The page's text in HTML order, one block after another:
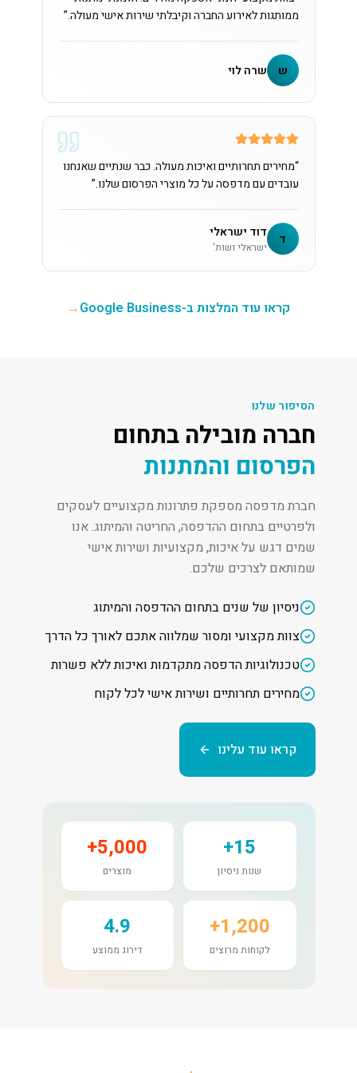
ממותגות לאירוע החברה וקיבלתי שירות אישי מעולה.”
ש שרה לוי
“מחירים תחרותיים ואיכות מעולה. כבר שנתיים שאנחנו
עובדים עם מדפסה על כל מוצרי הפרסום שלנו.”
ד דוד ישראלי
ישראלי ושות'
קראו עוד המלצות ב-Google Business →
הסיפור שלנו
חברה מובילה בתחום
הפרסום והמתנות
חברת מדפסה מספקת פתרונות מקצועיים לעסקים
ולפרטיים בתחום ההדפסה, החריטה והמיתוג. אנו
שמים דגש על איכות, מקצועיות ושירות אישי
שמותאם לצרכים שלכם.
ניסיון של שנים בתחום ההדפסה והמיתוג
צוות מקצועי ומסור שמלווה אתכם לאורך כל הדרך
טכנולוגיות הדפסה מתקדמות ואיכות ללא פשרות
מחירים תחרותיים ושירות אישי לכל לקוח
קראו עוד עלינו
15+
שנות ניסיון
5,000+
מוצרים
1,200+
לקוחות מרוצים
4.9
דירוג ממוצע